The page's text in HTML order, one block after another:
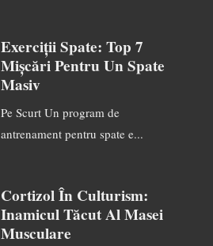
Exerciții Spate: Top 7
Mișcări Pentru Un Spate
Masiv
Pe Scurt Un program de
antrenament pentru spate e...
Cortizol În Culturism:
Inamicul Tăcut Al Masei
Musculare